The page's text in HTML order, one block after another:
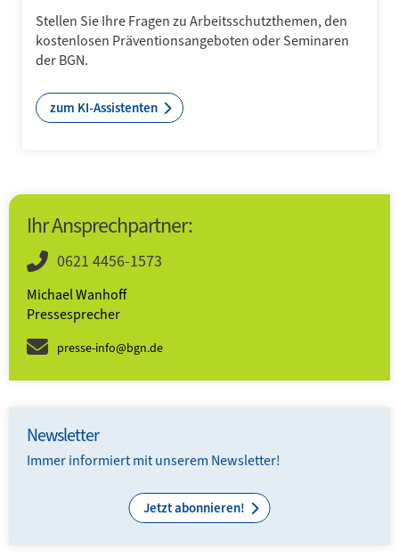
Stellen Sie Ihre Fragen zu Arbeitsschutzthemen, den
kostenlosen Präventionsangeboten oder Seminaren
der BGN.
zum KI-Assistenten
Ihr Ansprechpartner:
0621 4456-1573
Michael Wanhoff
Pressesprecher
presse-info@bgn.de
Newsletter
Immer informiert mit unserem Newsletter!
Jetzt abonnieren!